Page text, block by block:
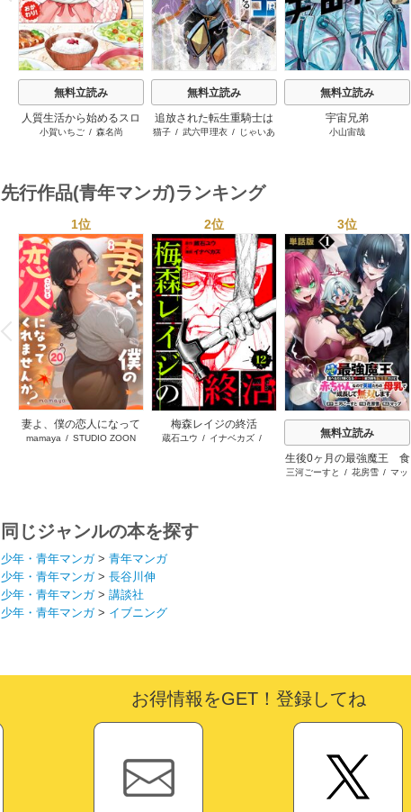
無料立読み
人質生活から始めるスロ
ーライフ
小賀いちご/ 森名尚
無料立読み
追放された転生重騎士は
ゲーム知識で無双する
猫子 / 武六甲理衣 /
じゃいあ
無料立読み
宇宙兄弟
小山宙哉
先行作品(青年マンガ)ランキング
P
r
e
v
i
o
u
s
1位
妻よ、僕の恋人になって
くれませんか？
mamaya / STUDIO ZOON
2位
梅森レイジの終活
蔵石ユウ / イナベカズ /
3位
無料立読み
生後0ヶ月の最強魔王 食
べるだけ強くなるチート
三河ごーすと / 花房雪 / マッ
同じジャンルの本を探す
少年・青年マンガ> 青年マンガ
少年・青年マンガ> 長谷川伸
少年・青年マンガ> 講談社
少年・青年マンガ> イブニング
お得情報をGET！登録してね